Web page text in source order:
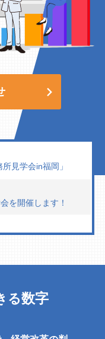
見学会in福岡」
を開催します！
る数字